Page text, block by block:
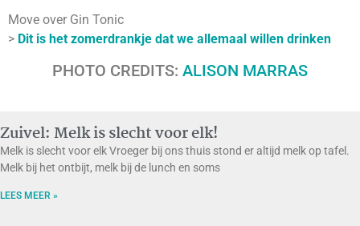
Move over Gin Tonic
> Dit is het zomerdrankje dat we allemaal willen drinken
PHOTO CREDITS: ALISON MARRAS
Zuivel: Melk is slecht voor elk!
Melk is slecht voor elk Vroeger bij ons thuis stond er altijd melk op tafel.
Melk bij het ontbijt, melk bij de lunch en soms
LEES MEER »